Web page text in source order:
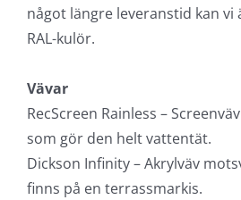
något längre leveranstid kan vi
RAL-kulör.
Vävar
RecScreen Rainless –
som gör den helt vattentät.
Dickson Infinity – Akrylväv
finns på en terrassmarkis.